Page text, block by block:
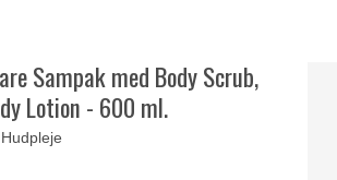
Sampak med Body Scrub,
Lotion - 600 ml.